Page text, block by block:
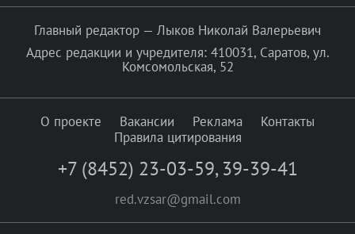
Главный редактор — Лыков Николай Валерьевич
Адрес редакции и учредителя: 410031, Саратов, ул.
Комсомольская, 52
О проекте Вакансии Реклама
Контакты
Правила цитирования
+7 (8452) 23-03-59, 39-39-41
red.vzsar@gmail.com